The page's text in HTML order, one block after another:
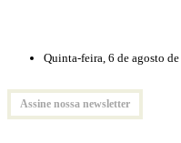
Quinta-feira, 6 de agosto
Assine nossa newsletter